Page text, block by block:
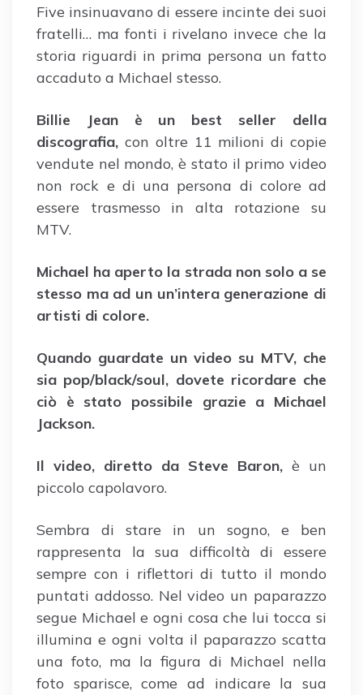
Five insinuavano di essere incinte dei suoi
fratelli… ma fonti i rivelano invece che la
storia riguardi in prima persona un fatto
accaduto a Michael stesso.
Billie Jean è un best seller della
discografia, con oltre 11 milioni di copie
vendute nel mondo, è stato il primo video
non rock e di una persona di colore ad
essere trasmesso in alta rotazione su
MTV.
Michael ha aperto la strada non solo a se
stesso ma ad un un’intera generazione di
artisti di colore.
Quando guardate un video su MTV, che
sia pop/black/soul, dovete ricordare che
ciò è stato possibile grazie a Michael
Jackson.
Il video, diretto da Steve Baron, è un
piccolo capolavoro.
Sembra di stare in un sogno, e ben
rappresenta la sua difficoltà di essere
sempre con i riflettori di tutto il mondo
puntati addosso. Nel video un paparazzo
segue Michael e ogni cosa che lui tocca si
illumina e ogni volta il paparazzo scatta
una foto, ma la figura di Michael nella
foto sparisce, come ad indicare la sua